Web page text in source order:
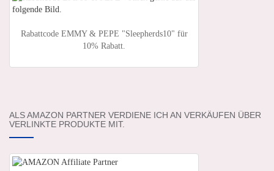
Rabattcode EMMY & PEPE "Sleepherds10" für
10% Rabatt.
ALS AMAZON PARTNER VERDIENE ICH AN VERKÄUFEN ÜBER
VERLINKTE PRODUKTE MIT.